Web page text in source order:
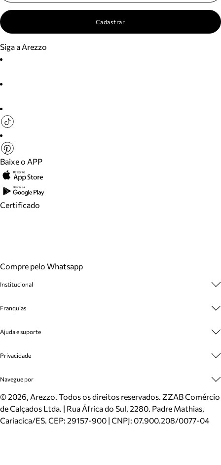
Cadastrar
Siga a Arezzo
Baixe o APP
Certificado
Compre pelo Whatsapp
Institucional
Cashback
Venda Corporativa
Mapa do Site
Inverno
Mundo Arezzo
Franquias
Plano de Negócio
Ajuda e suporte
Cadastro
Meus Pedidos
Trocas e Devoluções
Cartão Presente
Localizador de lojas
Privacidade
Politica e Privacidade
Navegue por
Sapatos
Bolsas
Scarpins
©2026, Arezzo. Todos os direitos reservados. ZZAB Comércio
de Calçados Ltda. | Rua África do Sul, 2280. Padre Mathias,
Cariacica/ES. CEP: 29157-900 | CNPJ: 07.900.208/0077-04